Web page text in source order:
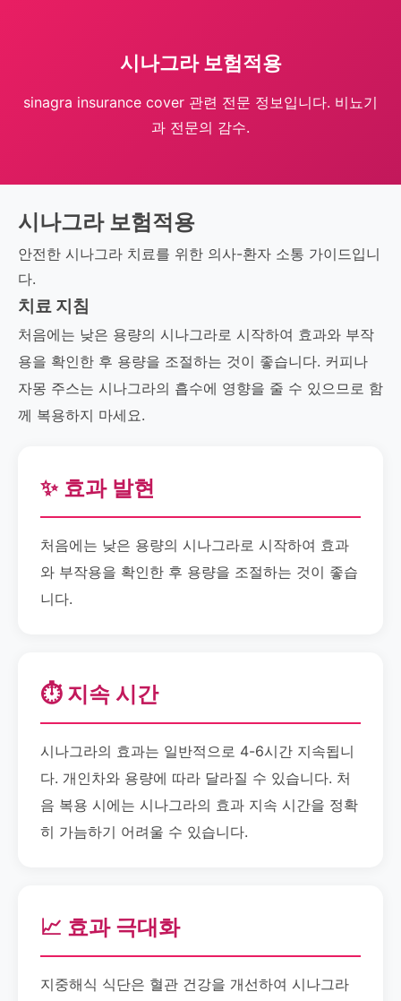
시나그라 보험적용
sinagra insurance cover 관련 전문 정보입니다. 비뇨기
과 전문의 감수.
시나그라 보험적용
안전한 시나그라 치료를 위한 의사-환자 소통 가이드입니
다.
치료 지침
처음에는 낮은 용량의 시나그라로 시작하여 효과와 부작
용을 확인한 후 용량을 조절하는 것이 좋습니다. 커피나
자몽 주스는 시나그라의 흡수에 영향을 줄 수 있으므로 함
께 복용하지 마세요.
✨ 효과 발현
처음에는 낮은 용량의 시나그라로 시작하여 효과
와 부작용을 확인한 후 용량을 조절하는 것이 좋습
니다.
⏱️ 지속 시간
시나그라의 효과는 일반적으로 4-6시간 지속됩니
다. 개인차와 용량에 따라 달라질 수 있습니다. 처
음 복용 시에는 시나그라의 효과 지속 시간을 정확
히 가늠하기 어려울 수 있습니다.
📈 효과 극대화
지중해식 식단은 혈관 건강을 개선하여 시나그라